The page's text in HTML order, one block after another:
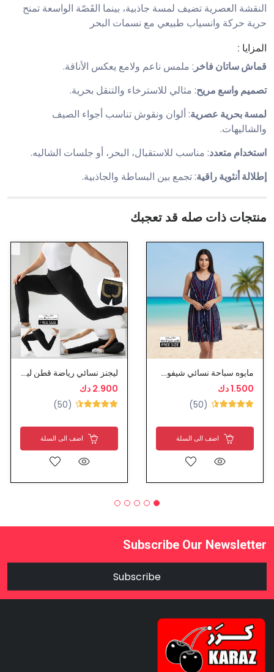
النقشة العصرية تضيف لمسة جاذبية، بينما القَصّة الواسعة تمنح
حرية حركة وانسياب طبيعي مع نسمات البحر
المزايا :
قماش ساتان فاخر: ملمس ناعم ولامع يعكس الأناقة.
تصميم واسع مريح: مثالي للاسترخاء والتنقل بحرية.
لمسة بحرية عصرية: ألوان ونقوش تناسب أجواء الصيف
والشاليهات.
استخدام متعدد: مناسب للاستقبال، البحر، أو جلسات الشاليه.
إطلالة أنثوية راقية: تجمع بين البساطة والجاذبية.
منتجات ذات صله قد تعجبك
مايوه سباحة نسائي شيفون مبطن
1.500 دك
(50)
اضف الى السلة
ليجنز نسائي رياضة قطن ليجرا
2.900 دك
(50)
اضف الى السلة
Subscribe Our Newsletter
Subscribe